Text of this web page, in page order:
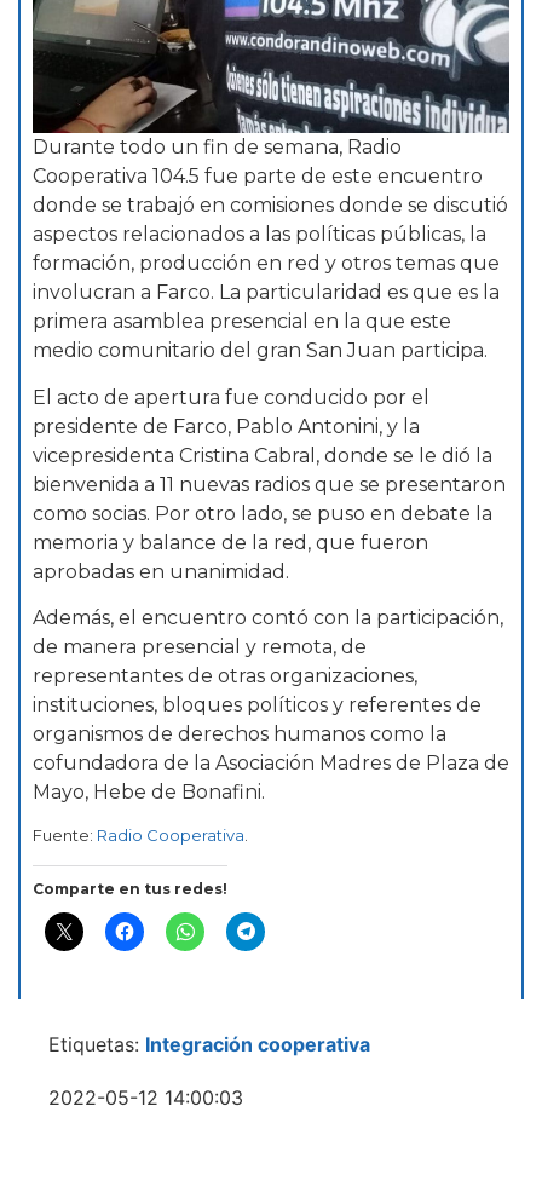
Durante todo un fin de semana, Radio
Cooperativa 104.5 fue parte de este encuentro
donde se trabajó en comisiones donde se discutió
aspectos relacionados a las políticas públicas, la
formación, producción en red y otros temas que
involucran a Farco. La particularidad es que es la
primera asamblea presencial en la que este
medio comunitario del gran San Juan participa.
El acto de apertura fue conducido por el
presidente de Farco, Pablo Antonini, y la
vicepresidenta Cristina Cabral, donde se le dió la
bienvenida a 11 nuevas radios que se presentaron
como socias. Por otro lado, se puso en debate la
memoria y balance de la red, que fueron
aprobadas en unanimidad.
Además, el encuentro contó con la participación,
de manera presencial y remota, de
representantes de otras organizaciones,
instituciones, bloques políticos y referentes de
organismos de derechos humanos como la
cofundadora de la Asociación Madres de Plaza de
Mayo, Hebe de Bonafini.
Fuente: Radio Cooperativa.
Comparte en tus redes!
Etiquetas: Integración cooperativa
2022-05-12 14:00:03